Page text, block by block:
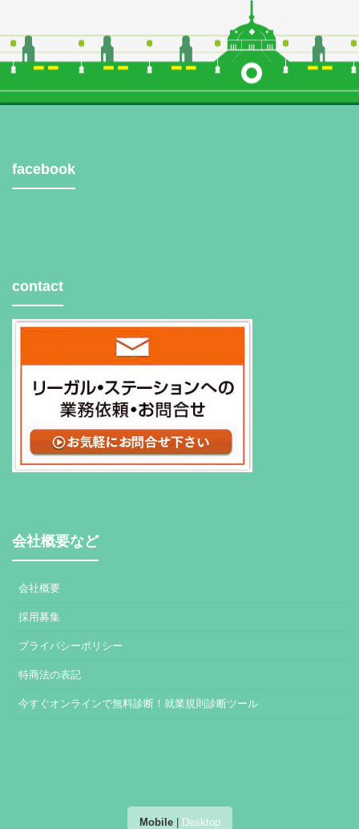
facebook
contact
会社概要など
会社概要
採用募集
プライバシーポリシー
特商法の表記
今すぐオンラインで無料診断！就業規則診断ツール
Mobile| Desktop